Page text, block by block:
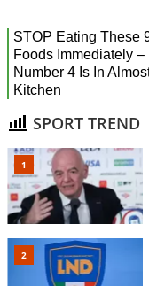
SPORT TREND